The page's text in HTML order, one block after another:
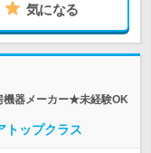
気になる
機器メーカー★未経験OK
トップクラス